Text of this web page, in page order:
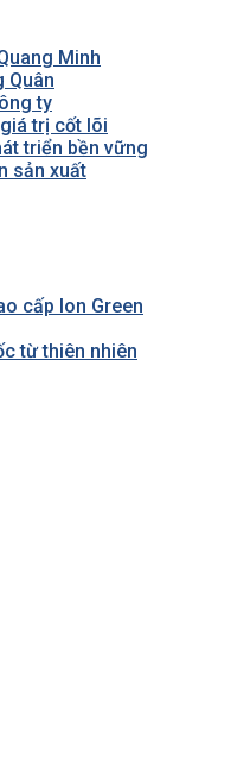
Minh
Quân
ty
trị cốt lõi
triển bền vững
sản xuất
cấp Ion Green
từ thiên nhiên